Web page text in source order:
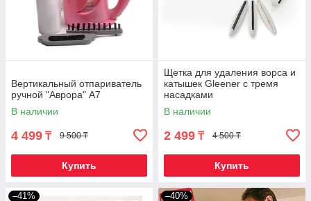
Вертикальный отпариватель
ручной "Аврора" А7
В наличии
4 499 ₸ 9 500 ₸
Купить
Щетка для удаления ворса и
катышек Gleener с тремя
насадками
В наличии
2 499 ₸ 4 500 ₸
Купить
–41% –40%